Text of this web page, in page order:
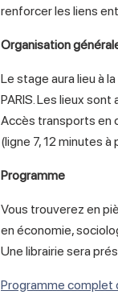
renforcer les liens
Organisation
Le stage aura lieu à
PARIS. Les lieux
Accès transports en
(ligne 7, 12 minutes
Programme
Vous trouverez en
en économie,
Une librairie sera
Programme complet